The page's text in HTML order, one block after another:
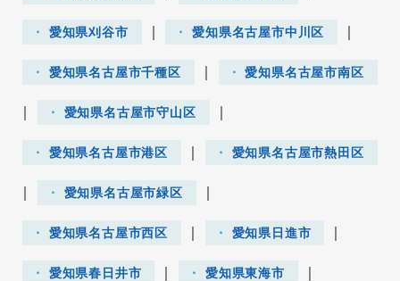
愛知県刈谷市 愛知県名古屋市中川区
愛知県名古屋市千種区 愛知県名古屋市南区
愛知県名古屋市守山区
愛知県名古屋市港区 愛知県名古屋市熱田区
愛知県名古屋市緑区
愛知県名古屋市西区 愛知県日進市
愛知県春日井市 愛知県東海市